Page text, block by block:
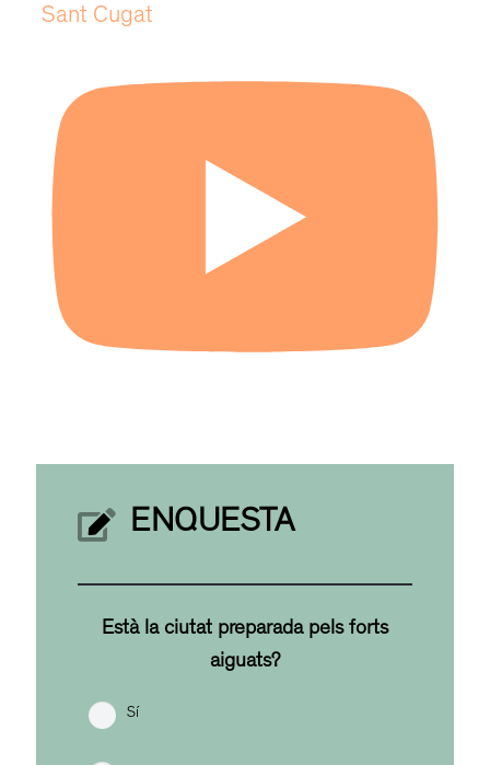
Sant Cugat
ENQUESTA
Està la ciutat preparada pels forts
aiguats?
Sí